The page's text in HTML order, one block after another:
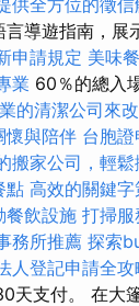
供全方位的徵信
導遊指南，展
申請規定 美味
業 60％的總入
的清潔公司來
懷與陪伴 台胞
搬家公司，輕鬆
點 高效的關鍵字
餐飲設施 打掃
務所推薦 探索
人登記申請全攻
天支付。 在大